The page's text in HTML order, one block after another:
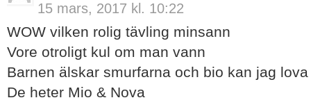
15 mars, 2017 kl. 10:22
WOW vilken rolig tävling minsann
Vore otroligt kul om man vann
Barnen älskar smurfarna och bio kan jag lova
De heter Mio & Nova